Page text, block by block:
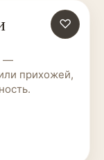
♡
—
прихожей,